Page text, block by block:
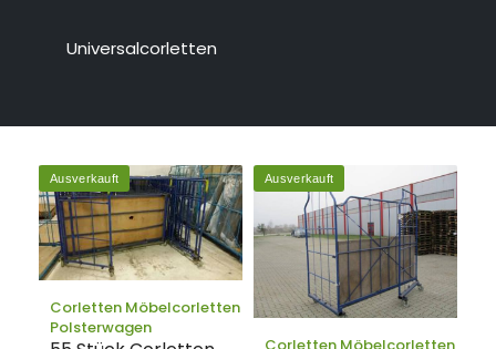
Universalcorletten
Ausverkauft
Corletten Möbelcorletten
Polsterwagen
Ausverkauft